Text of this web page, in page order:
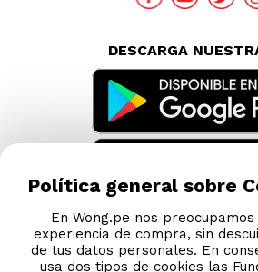
DESCARGA
Política general sobre
En Wong.pe nos
experiencia de compra, sin
de tus datos personales. En
usa dos tipos de cookies las